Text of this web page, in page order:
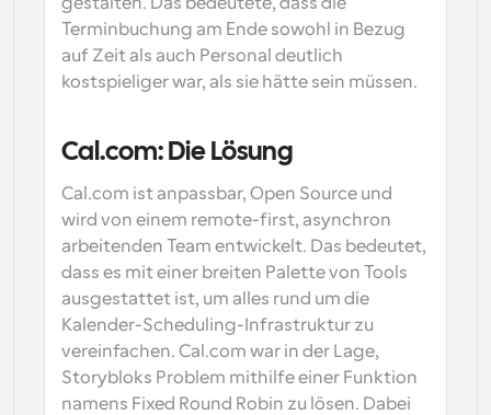
Terminbuchung am Ende sowohl in Bezug
auf Zeit als auch Personal deutlich
kostspieliger war, als sie hätte sein müssen.
Cal.com: Die Lösung
Cal.com ist anpassbar, Open Source und
wird von einem remote-first, asynchron
arbeitenden Team entwickelt. Das bedeutet,
dass es mit einer breiten Palette von Tools
ausgestattet ist, um alles rund um die
Kalender-Scheduling-Infrastruktur zu
vereinfachen. Cal.com war in der Lage,
Storybloks Problem mithilfe einer Funktion
namens Fixed Round Robin zu lösen. Dabei